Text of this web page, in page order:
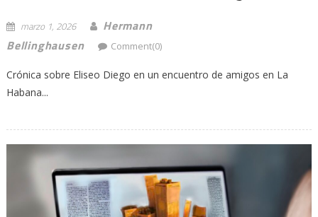
marzo 1, 2026
Hermann
Bellinghausen
Comment(0)
Crónica sobre Eliseo Diego en un encuentro de amigos en La
Habana...